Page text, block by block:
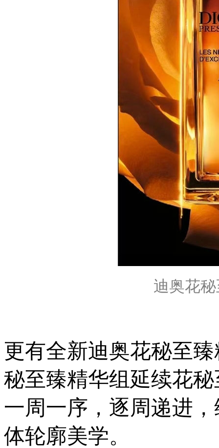
迪奥花
更有全新迪奥花秘至
秘至臻精华组延续花
一周一序，逐周递进
体轮廓美学。